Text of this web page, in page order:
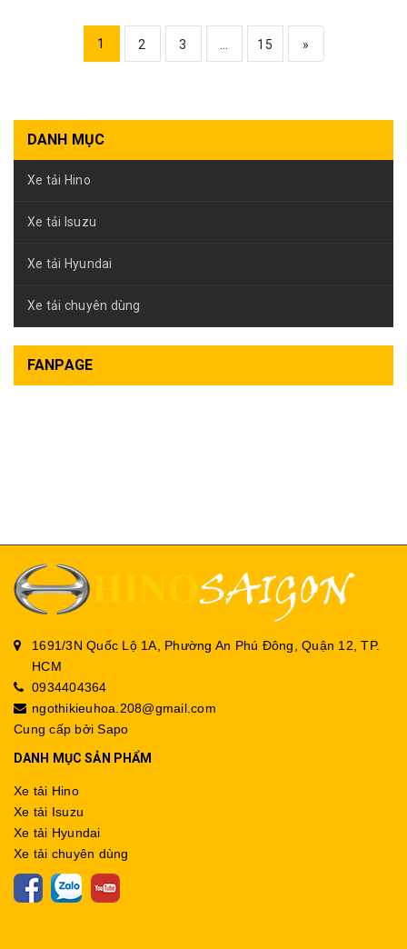
1 2 3 ... 15 »
DANH MỤC
Xe tải Hino
Xe tải Isuzu
Xe tải Hyundai
Xe tải chuyên dùng
FANPAGE
1691/3N Quốc Lộ 1A, Phường An Phú Đông, Quận 12, TP.
HCM
0934404364
ngothikieuhoa.208@gmail.com
Cung cấp bởiSapo
DANH MỤC SẢN PHẨM
Xe tải Hino
Xe tải Isuzu
Xe tải Hyundai
Xe tải chuyên dùng